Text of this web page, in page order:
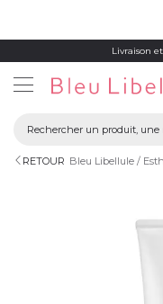
Livraison
RETOUR Bleu Libellule